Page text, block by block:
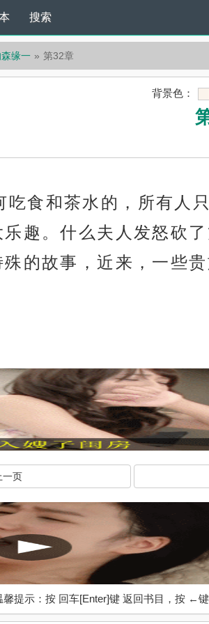
搜索
缘一 第32章
背景色：
吃食和茶水的，所有人
趣。什么夫人发怒砍
的故事，近来，一些
一页
馨提示：按 回车[Enter]键 返回书目，按 ←